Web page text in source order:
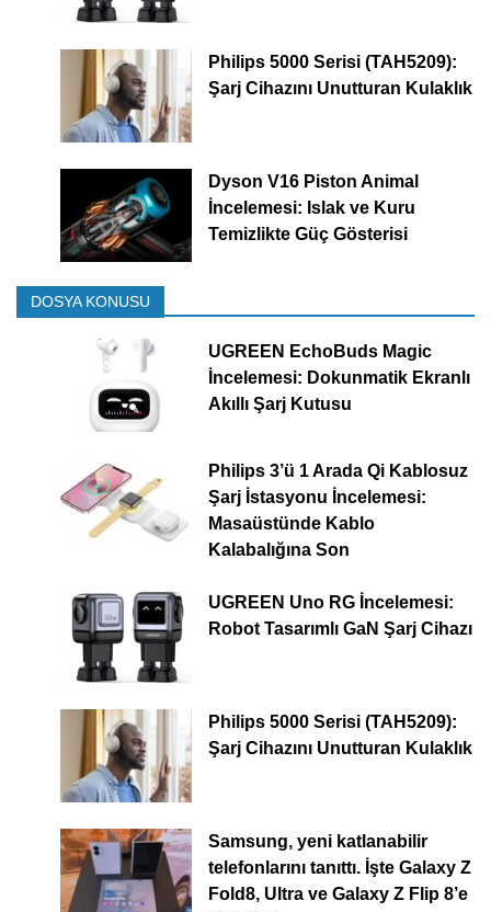
Philips 5000 Serisi (TAH5209):
Şarj Cihazını Unutturan Kulaklık
Dyson V16 Piston Animal
İncelemesi: Islak ve Kuru
Temizlikte Güç Gösterisi
DOSYA KONUSU
UGREEN EchoBuds Magic
İncelemesi: Dokunmatik Ekranlı
Akıllı Şarj Kutusu
Philips 3’ü 1 Arada Qi Kablosuz
Şarj İstasyonu İncelemesi:
Masaüstünde Kablo
Kalabalığına Son
UGREEN Uno RG İncelemesi:
Robot Tasarımlı GaN Şarj Cihazı
Philips 5000 Serisi (TAH5209):
Şarj Cihazını Unutturan Kulaklık
Samsung, yeni katlanabilir
telefonlarını tanıttı. İşte Galaxy Z
Fold8, Ultra ve Galaxy Z Flip 8’e